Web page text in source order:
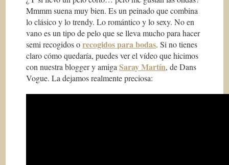
Mmmm suena muy bien. Es un peinado que combina
lo clásico y lo trendy. Lo romántico y lo sexy. No en
vano es un tipo de pelo que se lleva mucho para hacer
semi recogidos orecogidos para bodas. Si no tienes
claro cómo quedaría, puedes ver el vídeo que hicimos
con nuestra blogger y amigaSaray Martín, de Dans
Vogue. La dejamos realmente preciosa: